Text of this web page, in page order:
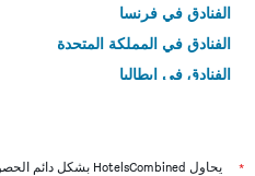
الفنادق في فرنسا
الفنادق في المملكة المتحدة
الفنادق في إيطاليا
* يحاول HotelsCombined بشكل دائم الحصول على الأسعار الدقيقة، ولكن